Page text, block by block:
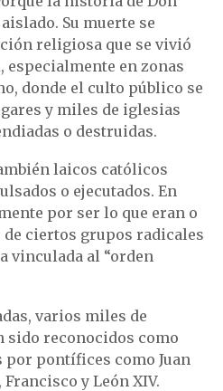
Su muerte se
religiosa que se vivió
especialmente en zonas
donde el culto público se
y miles de iglesias
o destruidas.
laicos católicos
o ejecutados. En
por ser lo que eran o
ciertos grupos radicales
vinculada al “orden
varios miles de
sido reconocidos como
por pontífices como Juan
, Francisco y León XIV.